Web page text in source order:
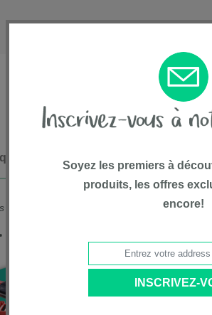
75$*
• Nouveau siège d’appoint grab-and-go confort de
Soyez les premiers à
produits, les offres
encore!